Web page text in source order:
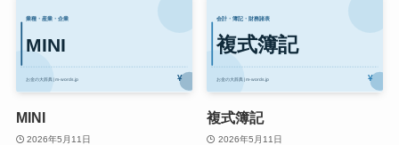
MINI
2026年5月11日
複式簿記
2026年5月11日